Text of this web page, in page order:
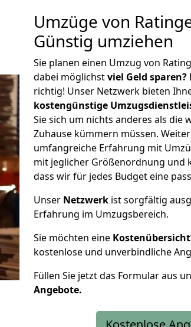
Umzüge von
Günstig umziehen
Sie planen einen Umzug von
dabei möglichstviel Geld sparen?
richtig! Unser Netzwerk bieten
kostengünstige
Sie sich um nichts anderes als die
Zuhause kümmern müssen.
umfangreiche Erfahrung mit
mit jeglicher Größenordnung und
dass wir für jedes Budget eine
Unser Netzwerk ist sorgfältig
Erfahrung im Umzugsbereich.
Sie möchten eine
kostenlose und unverbindliche
Füllen Sie jetzt das Formular aus
Angebote.